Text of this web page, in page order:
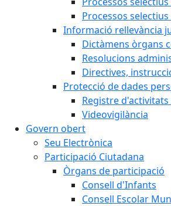
Processos selectius
Informació rellevància
Dictàmens òrgans
Resolucions
Directives,
Protecció de dades
Registre
Videovigilància
Govern obert
Seu Electrònica
Participació Ciutadana
Òrgans de participació
Consell d'Infants
Consell Escolar